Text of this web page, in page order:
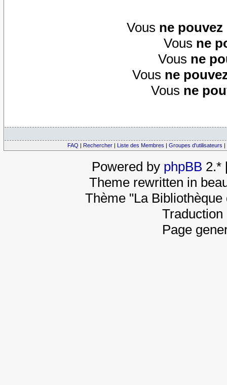
Vous ne pouvez
Vous ne
Vous ne
Vous ne
Vous ne
FAQ | Rechercher | Liste des Membres | Groupes d'utilisateurs |
Powered by phpBB 2.*
Theme rewritten in
Thème "La
Page